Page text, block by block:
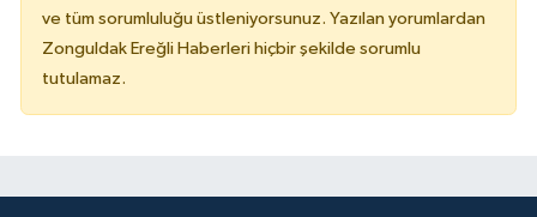
ve tüm sorumluluğu üstleniyorsunuz. Yazılan yorumlardan
Zonguldak Ereğli Haberleri hiçbir şekilde sorumlu
tutulamaz.